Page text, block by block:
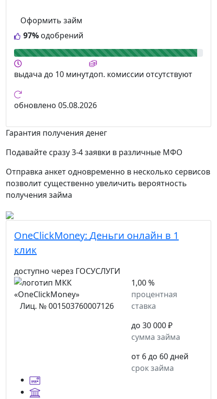
97% одобрений
Оформить займ
выдача до 10 минутдоп. комиссии отсутствуют
обновлено 05.08.2026
Гарантия получения денег
Подавайте сразу 3-4 заявки в различные МФО
Отправка анкет одновременно в несколько сервисов
позволит существенно увеличить вероятность
получения займа
OneClickMoney: Деньги онлайн в 1
клик
доступно через ГОСУСЛУГИ
Лиц. № 001503760007126
1,00 %
процентная
ставка
до 30 000 ₽
сумма займа
от 6 до 60 дней
срок займа